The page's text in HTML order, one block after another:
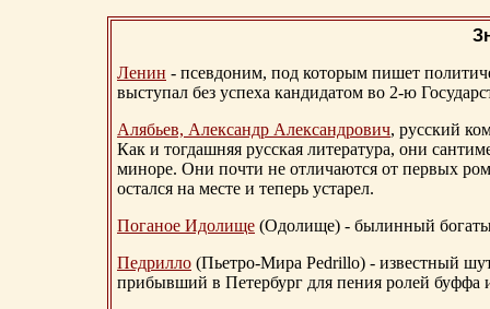
Ленин - псевдоним, под которым пишет
выступал без успеха кандидатом во 2-ю
Алябьев, Александр Александрович, русский
Как и тогдашняя русская литература, они
миноре. Они почти не отличаются от первых
остался на месте и теперь устарел.
Поганое Идолище (Одолище) - былинный
Педрилло (Пьетро-Мира Pedrillo) - известный
прибывший в Петербург для пения ролей буффа